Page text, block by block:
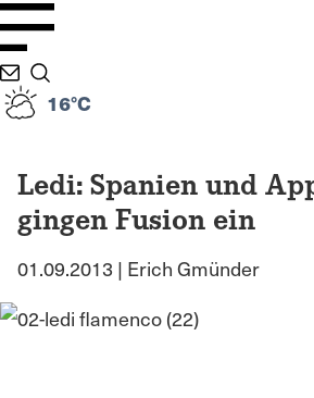
16°C
Ledi: Spanien und
gingen Fusion ein
01.09.2013 | Erich Gmünder